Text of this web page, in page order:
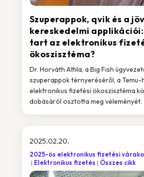
Szuperappok, qvik és a
kereskedelmi
tart az elektronikus
ökoszisztéma?
Dr. Horváth Attila, a Big Fish
szuperappok térnyeréséről, a Temu-
elektronikus fizetési ökoszisztéma
dobásáról osztotta meg véleményét.
2025.02.20.
2025-ös elektronikus fizetési
Elektronikus fizetés
Összes cikk